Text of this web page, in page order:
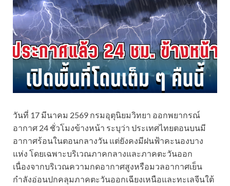
วันที่ 17 มีนาคม 2569 กรมอุตุนิยมวิทยา ออกพยากรณ์
อากาศ 24 ชั่วโมงข้างหน้า ระบุว่า ประเทศไทยตอนบนมี
อากาศร้อนในตอนกลางวัน แต่ยังคงมีฝนฟ้าคะนองบาง
แห่ง โดยเฉพาะบริเวณภาคกลางและภาคตะวันออก
เนื่องจากบริเวณความกดอากาศสูงหรือมวลอากาศเย็น
กำลังอ่อนปกคลุมภาคตะวันออกเฉียงเหนือและทะเลจีนใต้